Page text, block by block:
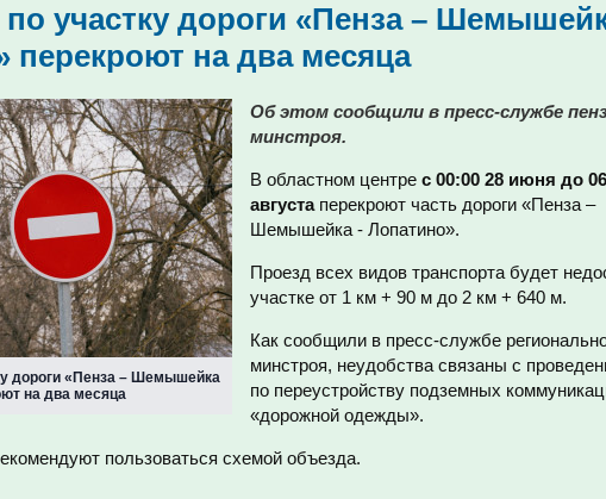
участку дороги «Пенза –
перекроют на два месяца
дороги «Пенза – Шемышейка
на два месяца
Об этом сообщили в пресс-службе
минстроя.
В областном центре с 00:00 28 июня до
августаперекроют часть дороги «Пенза –
Шемышейка - Лопатино».
Проезд всех видов транспорта будет
участке от 1 км + 90 м до 2 км + 640 м.
Как сообщили в пресс-службе
минстроя, неудобства связаны с
по переустройству подземных
«дорожной одежды».
пользоваться схемой объезда.